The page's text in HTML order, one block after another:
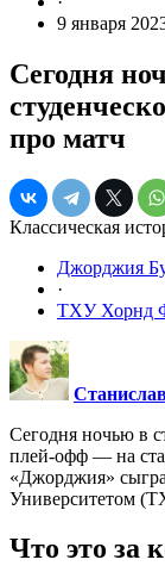
9 января
Сегодня
про матч
Классическая
Джорджия
·
ТХУ Хорнд
Сегодня ночью в
плей-офф — на
«Джорджия»
Университетом
Что это за